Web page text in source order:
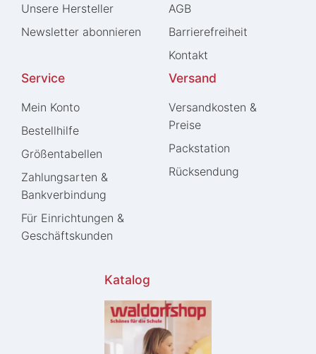
Unsere Hersteller
Newsletter abonnieren
AGB
Barrierefreiheit
Kontakt
Service
Mein Konto
Bestellhilfe
Größentabellen
Zahlungsarten &
Bankverbindung
Für Einrichtungen &
Geschäftskunden
Versand
Versandkosten &
Preise
Packstation
Rücksendung
Katalog